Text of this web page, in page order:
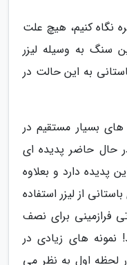
نگاه کنیم، هیچ علت
سنگ به وسیله لیزر
به این حالت در
بسیار مستقیم در
حال حاضر پدیده ای
پدیده دارد و بعلاوه
از لیزر استفاده
فرازمینی برای نصف
نمونه های زیادی در
لحظه اول به نظر می